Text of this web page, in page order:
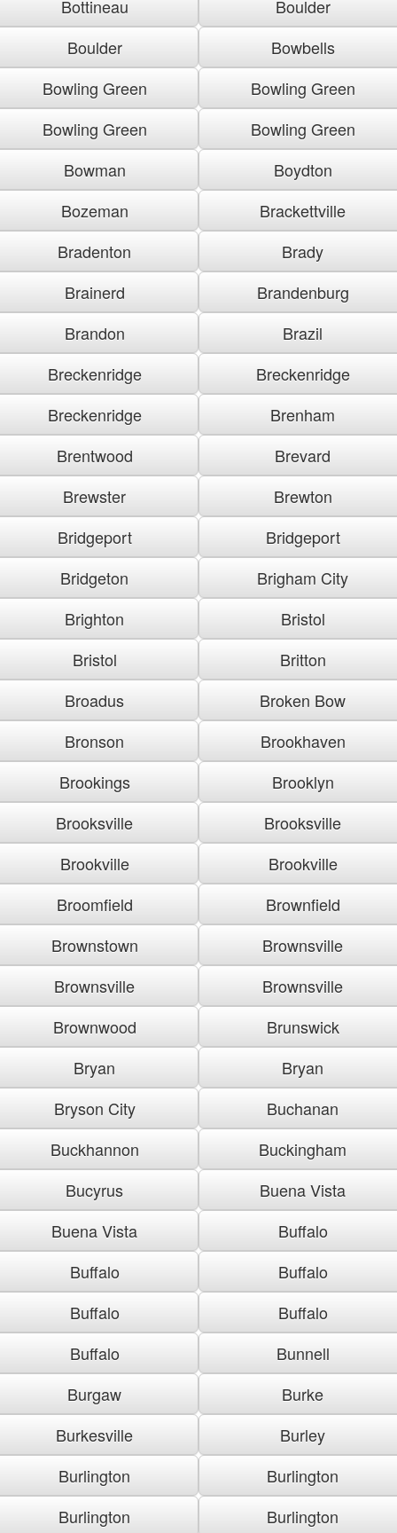
Bottineau
Boulder
Boulder
Bowbells
Bowling Green
Bowling Green
Bowling Green
Bowling Green
Bowman
Boydton
Bozeman
Brackettville
Bradenton
Brady
Brainerd
Brandenburg
Brandon
Brazil
Breckenridge
Breckenridge
Breckenridge
Brenham
Brentwood
Brevard
Brewster
Brewton
Bridgeport
Bridgeport
Bridgeton
Brigham City
Brighton
Bristol
Bristol
Britton
Broadus
Broken Bow
Bronson
Brookhaven
Brookings
Brooklyn
Brooksville
Brooksville
Brookville
Brookville
Broomfield
Brownfield
Brownstown
Brownsville
Brownsville
Brownsville
Brownwood
Brunswick
Bryan
Bryan
Bryson City
Buchanan
Buckhannon
Buckingham
Bucyrus
Buena Vista
Buena Vista
Buffalo
Buffalo
Buffalo
Buffalo
Buffalo
Buffalo
Bunnell
Burgaw
Burke
Burkesville
Burley
Burlington
Burlington
Burlington
Burlington